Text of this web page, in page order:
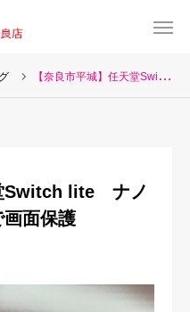
【奈良市平城】任天堂Switch lite ナノナインコーティングで画面保護
Switch lite ナノ
面保護